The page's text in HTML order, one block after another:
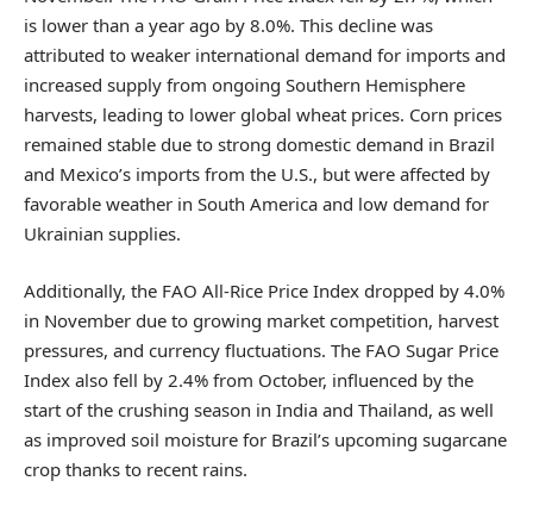
is lower than a year ago by 8.0%. This decline was
attributed to weaker international demand for imports and
increased supply from ongoing Southern Hemisphere
harvests, leading to lower global wheat prices. Corn prices
remained stable due to strong domestic demand in Brazil
and Mexico’s imports from the U.S., but were affected by
favorable weather in South America and low demand for
Ukrainian supplies.
Additionally, the FAO All-Rice Price Index dropped by 4.0%
in November due to growing market competition, harvest
pressures, and currency fluctuations. The FAO Sugar Price
Index also fell by 2.4% from October, influenced by the
start of the crushing season in India and Thailand, as well
as improved soil moisture for Brazil’s upcoming sugarcane
crop thanks to recent rains.